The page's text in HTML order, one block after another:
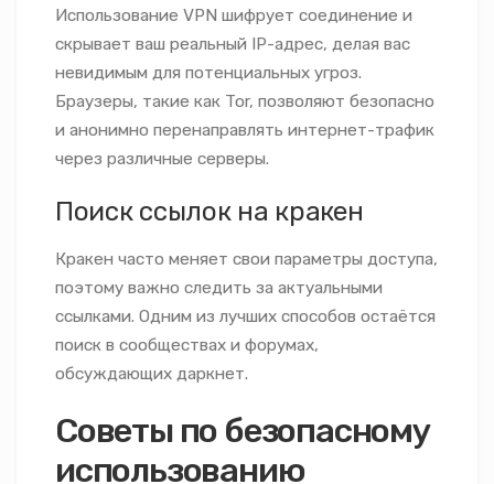
Использование VPN шифрует соединение и
скрывает ваш реальный IP-адрес, делая вас
невидимым для потенциальных угроз.
Браузеры, такие как Tor, позволяют безопасно
и анонимно перенаправлять интернет-трафик
через различные серверы.
Поиск ссылок на кракен
Кракен часто меняет свои параметры доступа,
поэтому важно следить за актуальными
ссылками. Одним из лучших способов остаётся
поиск в сообществах и форумах,
обсуждающих даркнет.
Советы по безопасному
использованию